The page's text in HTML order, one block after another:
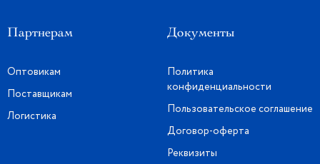
Партнерам
Оптовикам
Поставщикам
Логистика
Документы
Политика
конфиденциальности
Пользовательское соглашение
Договор-оферта
Реквизиты